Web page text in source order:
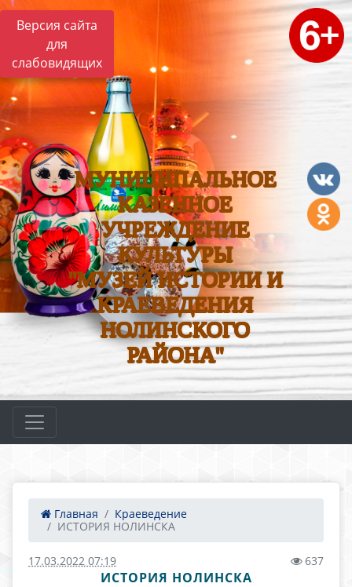
Версия сайта
для
слабовидящих
МУНИЦИПАЛЬНОЕ
КАЗЕННОЕ
УЧРЕЖДЕНИЕ
КУЛЬТУРЫ
"МУЗЕЙ ИСТОРИИ И
КРАЕВЕДЕНИЯ
НОЛИНСКОГО
РАЙОНА"
Главная
Краеведение
ИСТОРИЯ НОЛИНСКА
17.03.2022 07:19 637
ИСТОРИЯ НОЛИНСКА